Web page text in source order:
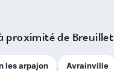
proximité de Breuillet
les arpajon Avrainville